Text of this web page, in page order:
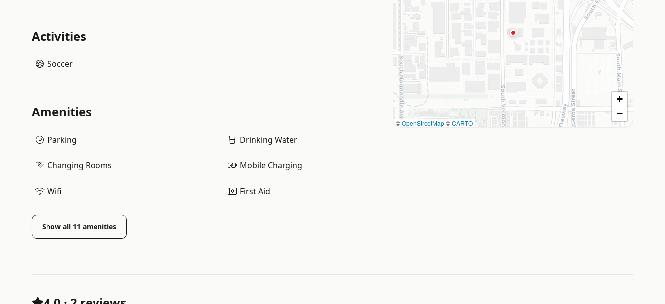
Activities
Soccer
Amenities
Parking Drinking Water
Changing Rooms Mobile Charging
Wifi First Aid
Show all 11 amenities
©OpenStreetMap©CARTO
+
−